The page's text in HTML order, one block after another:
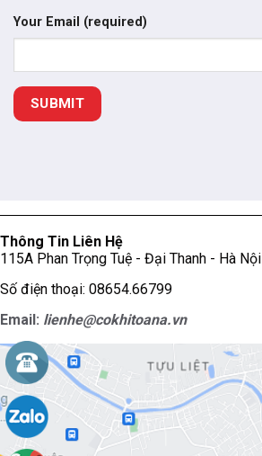
Your Email (required)
Thông Tin Liên Hệ
115A Phan Trọng Tuệ - Đại Thanh - Hà Nội
Số điện thoại: 08654.66799
Email: lienhe@cokhitoana.vn